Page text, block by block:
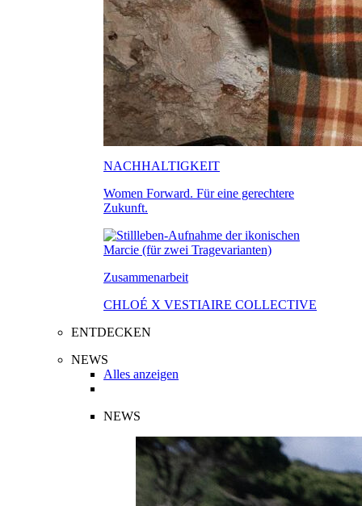
NACHHALTIGKEIT
Women Forward. Für eine gerechtere
Zukunft.
Zusammenarbeit
CHLOÉ X VESTIAIRE COLLECTIVE
ENTDECKEN
NEWS
Alles anzeigen
NEWS